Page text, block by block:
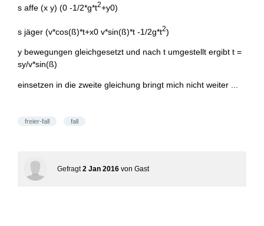
s affe (x y) (0 -1/2*g*t2+y0)
s jäger (v*cos(ß)*t+x0 v*sin(ß)*t -1/2g*t2)
y bewegungen gleichgesetzt und nach t umgestellt ergibt t =
sy/v*sin(ß)
einsetzen in die zweite gleichung bringt mich nicht weiter ...
freier-fall fall
Gefragt 2 Jan 2016 von Gast